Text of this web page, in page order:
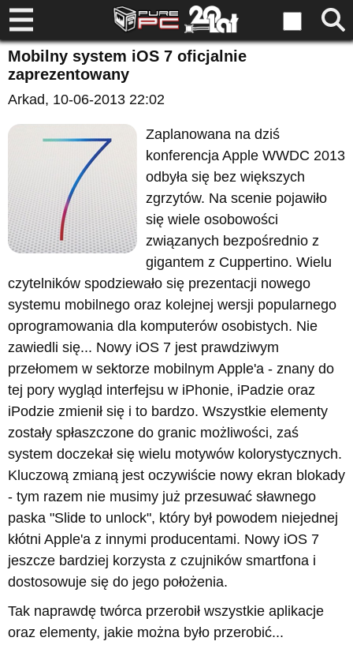
Mobilny system iOS 7 oficjalnie
zaprezentowany
Arkad, 10-06-2013 22:02
Zaplanowana na dziś
konferencja Apple WWDC 2013
odbyła się bez większych
zgrzytów. Na scenie pojawiło
się wiele osobowości
związanych bezpośrednio z
gigantem z Cuppertino. Wielu
czytelników spodziewało się prezentacji nowego
systemu mobilnego oraz kolejnej wersji popularnego
oprogramowania dla komputerów osobistych. Nie
zawiedli się... Nowy iOS 7 jest prawdziwym
przełomem w sektorze mobilnym Apple'a - znany do
tej pory wygląd interfejsu w iPhonie, iPadzie oraz
iPodzie zmienił się i to bardzo. Wszystkie elementy
zostały spłaszczone do granic możliwości, zaś
system doczekał się wielu motywów kolorystycznych.
Kluczową zmianą jest oczywiście nowy ekran blokady
- tym razem nie musimy już przesuwać sławnego
paska "Slide to unlock", który był powodem niejednej
kłótni Apple'a z innymi producentami. Nowy iOS 7
jeszcze bardziej korzysta z czujników smartfona i
dostosowuje się do jego położenia.
Tak naprawdę twórca przerobił wszystkie aplikacje
oraz elementy, jakie można było przerobić...